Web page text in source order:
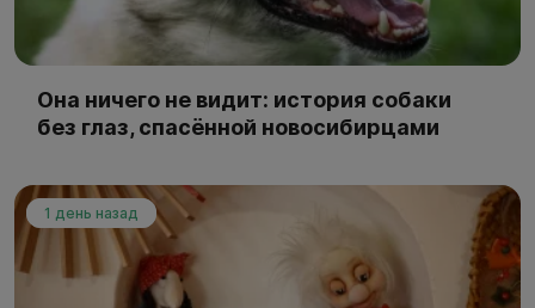
Она ничего не видит: история собаки
без глаз, спасённой новосибирцами
1 день назад